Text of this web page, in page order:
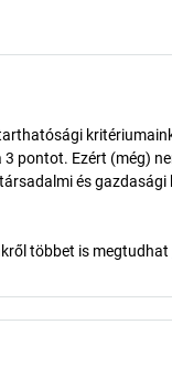
pontot. Ezért (még)
és gazdasági
többet is megtudhat